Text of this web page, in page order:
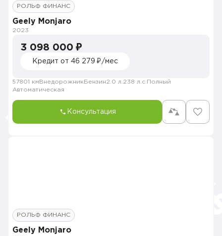
РОЛЬФ ФИНАНС
Geely Monjaro
2023
3 098 000 ₽
Кредит от 46 279 ₽/мес
57801 км Внедорожник Бензин2.0 л. 238 л.с. Полный
Автоматическая
Консультация
РОЛЬФ ФИНАНС
Geely Monjaro